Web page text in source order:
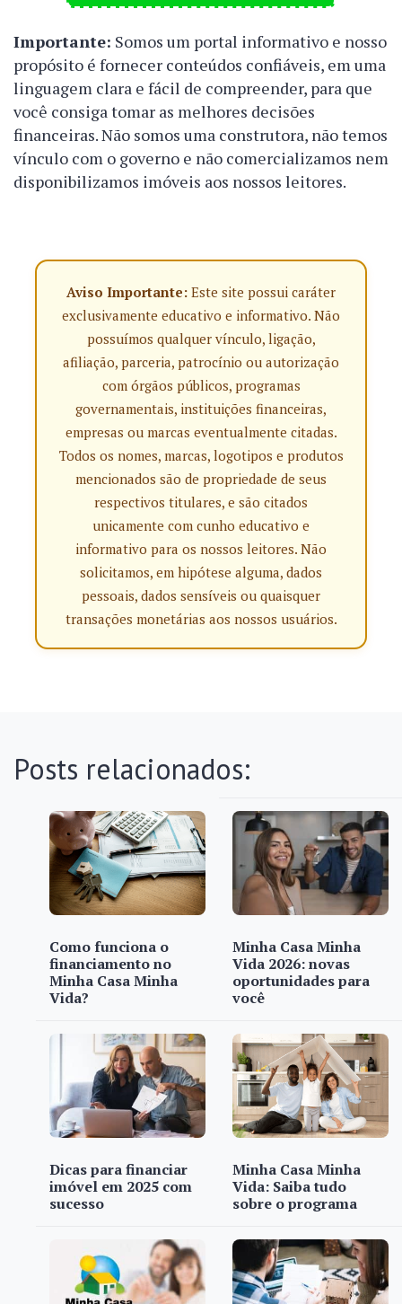
Importante: Somos um portal informativo e nosso
propósito é fornecer conteúdos confiáveis, em uma
linguagem clara e fácil de compreender, para que
você consiga tomar as melhores decisões
financeiras. Não somos uma construtora, não temos
vínculo com o governo e não comercializamos nem
disponibilizamos imóveis aos nossos leitores.
Aviso Importante: Este site possui caráter
exclusivamente educativo e informativo. Não
possuímos qualquer vínculo, ligação,
afiliação, parceria, patrocínio ou autorização
com órgãos públicos, programas
governamentais, instituições financeiras,
empresas ou marcas eventualmente citadas.
Todos os nomes, marcas, logotipos e produtos
mencionados são de propriedade de seus
respectivos titulares, e são citados
unicamente com cunho educativo e
informativo para os nossos leitores. Não
solicitamos, em hipótese alguma, dados
pessoais, dados sensíveis ou quaisquer
transações monetárias aos nossos usuários.
Posts relacionados:
Como funciona o
financiamento no
Minha Casa Minha
Vida?
Minha Casa Minha
Vida 2026: novas
oportunidades para
você
Dicas para financiar
imóvel em 2025 com
sucesso
Minha Casa Minha
Vida: Saiba tudo
sobre o programa